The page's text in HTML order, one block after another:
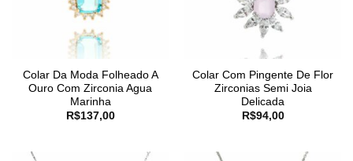
Colar Da Moda Folheado A
Ouro Com Zirconia Agua
Marinha
R$137,00
Colar Com Pingente De Flor
Zirconias Semi Joia
Delicada
R$94,00